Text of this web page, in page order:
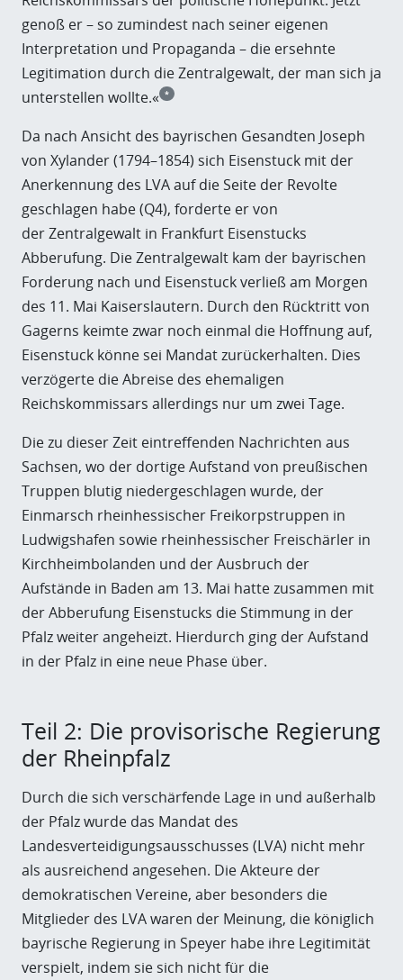
genoß er – so zumindest nach seiner eigenen
Interpretation und Propaganda – die ersehnte
Legitimation durch die Zentralgewalt, der man sich ja
unterstellen wollte.« *
Da nach Ansicht des bayrischen Gesandten Joseph
von Xylander(1794–1854) sich Eisenstuck mit der
Anerkennung des LVA auf die Seite der Revolte
geschlagen habe (Q4), forderte er von
der Zentralgewalt in Frankfurt Eisenstucks
Abberufung. Die Zentralgewalt kam der bayrischen
Forderung nach und Eisenstuck verließ am Morgen
des 11. Mai Kaiserslautern. Durch den Rücktritt von
Gagerns keimte zwar noch einmal die Hoffnung auf,
Eisenstuck könne sei Mandat zurückerhalten. Dies
verzögerte die Abreise des ehemaligen
Reichskommissars allerdings nur um zwei Tage.
Die zu dieser Zeit eintreffenden Nachrichten aus
Sachsen, wo der dortigeAufstand von preußischen
Truppen blutig niedergeschlagen wurde, der
Einmarsch rheinhessischer Freikorpstruppen in
Ludwigshafen sowie rheinhessischer Freischärler in
Kirchheimbolanden und der Ausbruch der
Aufstände in Baden am 13. Mai hatte zusammen mit
der Abberufung Eisenstucks die Stimmung in der
Pfalz weiter angeheizt. Hierdurch ging der Aufstand
in der Pfalz in eine neue Phase über.
Teil 2: Die provisorische Regierung
der Rheinpfalz
Durch die sich verschärfende Lage in und außerhalb
der Pfalz wurde das Mandat des
Landesverteidigungsausschusses (LVA) nicht mehr
als ausreichend angesehen. Die Akteure der
demokratischen Vereine, aber besonders die
Mitglieder des LVA waren der Meinung, die königlich
bayrische Regierung in Speyer habe ihre Legitimität
verspielt, indem sie sich nicht für die